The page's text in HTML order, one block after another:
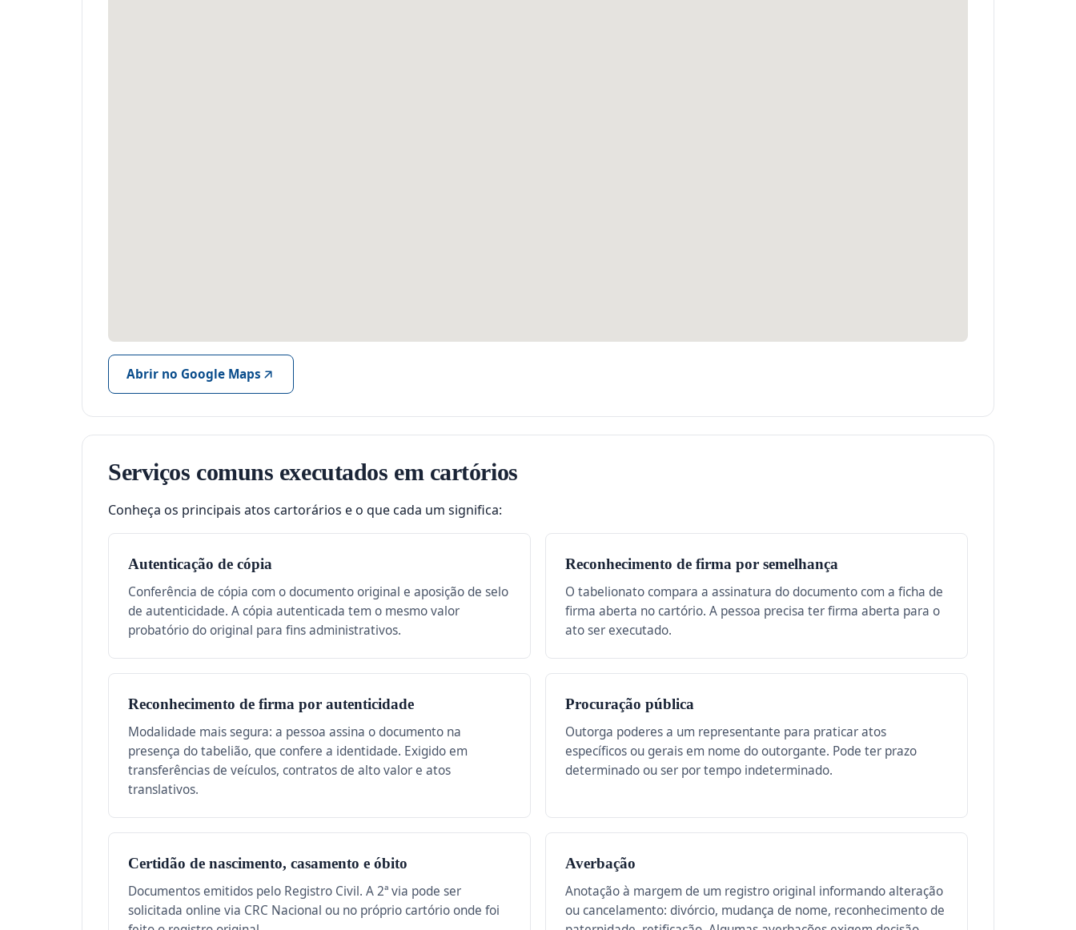
Abrir no Google Maps
Serviços comuns executados em cartórios
Conheça os principais atos cartorários e o que cada um significa:
Autenticação de cópia
Conferência de cópia com o documento original e aposição de selo
de autenticidade. A cópia autenticada tem o mesmo valor
probatório do original para fins administrativos.
Reconhecimento de firma por semelhança
O tabelionato compara a assinatura do documento com a ficha de
firma aberta no cartório. A pessoa precisa ter firma aberta para o
ato ser executado.
Reconhecimento de firma por autenticidade
Modalidade mais segura: a pessoa assina o documento na
presença do tabelião, que confere a identidade. Exigido em
transferências de veículos, contratos de alto valor e atos
translativos.
Procuração pública
Outorga poderes a um representante para praticar atos
específicos ou gerais em nome do outorgante. Pode ter prazo
determinado ou ser por tempo indeterminado.
Certidão de nascimento, casamento e óbito
Documentos emitidos pelo Registro Civil. A 2ª via pode ser
solicitada online via CRC Nacional ou no próprio cartório onde foi
Averbação
Anotação à margem de um registro original informando alteração
ou cancelamento: divórcio, mudança de nome, reconhecimento de